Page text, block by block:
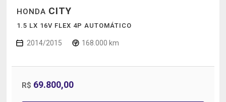
HONDA CITY
1.5 LX 16V FLEX 4P AUTOMÁTICO
2014/2015 168.000 km
R$ 69.800,00